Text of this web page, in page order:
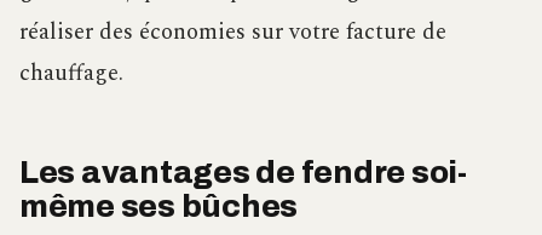
réaliser des économies sur votre facture de
chauffage.
Les avantages de fendre soi-
même ses bûches